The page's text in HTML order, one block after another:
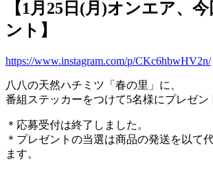
【1月25日(月)オンエア、
ント】
https://www.instagram.com/p/CKc6hbwHV2n/
八八の天然ハチミツ「春の里」に、
番組ステッカーをつけて5名様にプレゼン
＊応募受付は終了しました。
＊プレゼントの当選は商品の発送を以て
ます。